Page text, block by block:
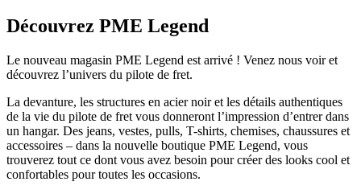
Découvrez PME Legend
Le nouveau magasin PME Legend est arrivé ! Venez nous voir et
découvrez l’univers du pilote de fret.
La devanture, les structures en acier noir et les détails authentiques
de la vie du pilote de fret vous donneront l’impression d’entrer dans
un hangar. Des jeans, vestes, pulls, T-shirts, chemises, chaussures et
accessoires – dans la nouvelle boutique PME Legend, vous
trouverez tout ce dont vous avez besoin pour créer des looks cool et
confortables pour toutes les occasions.